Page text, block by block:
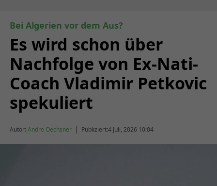
Bei Algerien vor dem Aus?
Es wird schon über
Nachfolge von Ex-Nati-
Coach Vladimir Petkovic
spekuliert
Autor: Andre Oechsner | Publiziert:4 Juli, 2026 10:04